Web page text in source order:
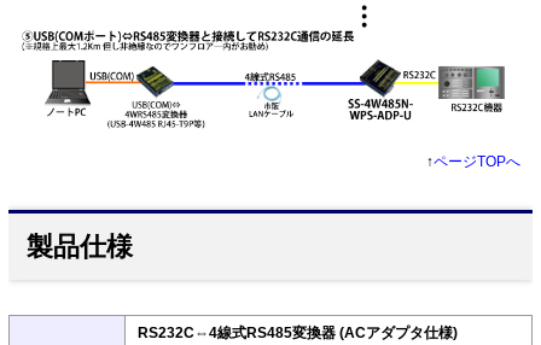
↑ページTOPへ
製品仕様
RS232C⇔4線式RS485変換器 (ACアダプタ仕様)